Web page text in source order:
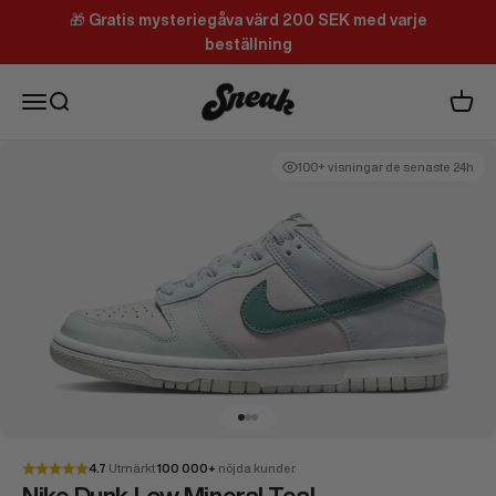
Hoppa till innehållet
🎁 Gratis mysteriegåva värd 200 SEK med varje
beställning
MenySök
Sneak
100+ visningar de senaste 24h
4.7 Utmärkt100 000+ nöjda kunder